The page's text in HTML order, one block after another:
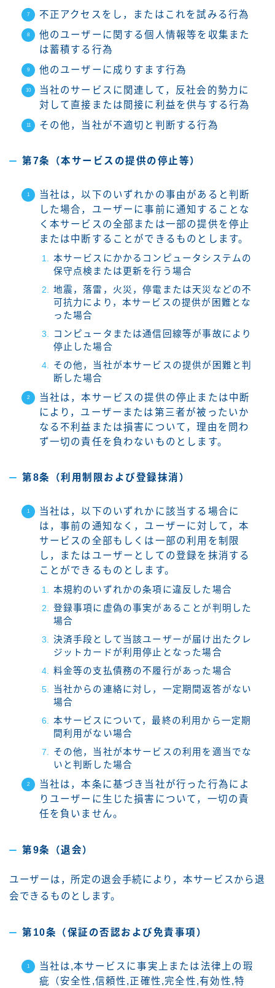
不正アクセスをし，またはこれを試みる行為
他のユーザーに関する個人情報等を収集また
は蓄積する行為
他のユーザーに成りすます行為
当社のサービスに関連して，反社会的勢力に
対して直接または間接に利益を供与する行為
その他，当社が不適切と判断する行為
第7条（本サービスの提供の停止等）
当社は，以下のいずれかの事由があると判断
した場合，ユーザーに事前に通知することな
く本サービスの全部または一部の提供を停止
または中断することができるものとします。
本サービスにかかるコンピュータシステムの
保守点検または更新を行う場合
地震，落雷，火災，停電または天災などの不
可抗力により，本サービスの提供が困難とな
った場合
コンピュータまたは通信回線等が事故により
停止した場合
その他，当社が本サービスの提供が困難と判
断した場合
当社は，本サービスの提供の停止または中断
により，ユーザーまたは第三者が被ったいか
なる不利益または損害について，理由を問わ
ず一切の責任を負わないものとします。
第8条（利用制限および登録抹消）
当社は，以下のいずれかに該当する場合に
は，事前の通知なく，ユーザーに対して，本
サービスの全部もしくは一部の利用を制限
し，またはユーザーとしての登録を抹消する
ことができるものとします。
本規約のいずれかの条項に違反した場合
登録事項に虚偽の事実があることが判明した
場合
決済手段として当該ユーザーが届け出たクレ
ジットカードが利用停止となった場合
料金等の支払債務の不履行があった場合
当社からの連絡に対し，一定期間返答がない
場合
本サービスについて，最終の利用から一定期
間利用がない場合
その他，当社が本サービスの利用を適当でな
いと判断した場合
当社は，本条に基づき当社が行った行為によ
りユーザーに生じた損害について，一切の責
任を負いません。
第9条（退会）
ユーザーは，所定の退会手続により，本サービスから退
会できるものとします。
第10条（保証の否認および免責事項）
当社は,本サービスに事実上または法律上の瑕
疵（安全性,信頼性,正確性,完全性,有効性,特